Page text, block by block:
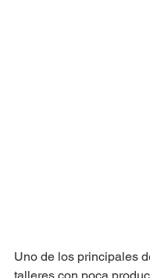
Uno de los principales